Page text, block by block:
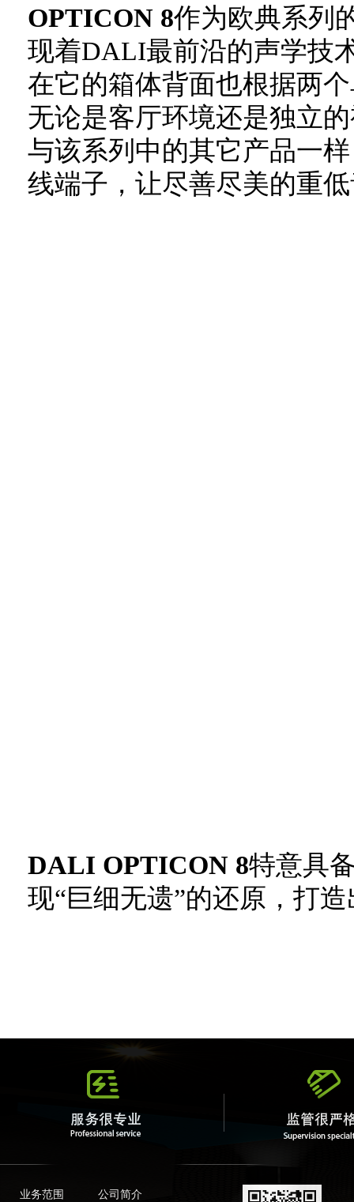
OPTICON 8作为欧典系列
现着DALI最前沿的声学技
在它的箱体背面也根据两
无论是客厅环境还是独立
与该系列中的其它产品一
线端子，让尽善尽美的重
DALI OPTICON 8特意具
现“巨细无遗”的还原，打
业务范围 公司简介